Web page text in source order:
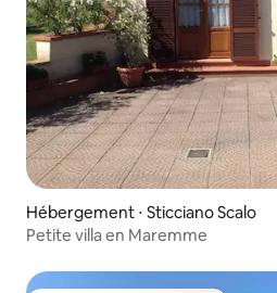
Hébergement ⋅ Sticciano Scalo
Petite villa en Maremme